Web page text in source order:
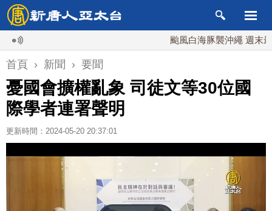
颱風白海豚襲沖繩 週末最近台
首頁 › 新聞 › 要聞
憂國會擴權亂象 司徒文等30位國
際學者連署聲明
更新時間：2024-05-20 20:37:01